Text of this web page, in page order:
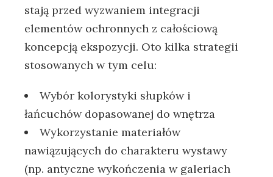
stają przed wyzwaniem integracji
elementów ochronnych z całościową
koncepcją ekspozycji. Oto kilka strategii
stosowanych w tym celu:
Wybór kolorystyki słupków i
łańcuchów dopasowanej do wnętrza
Wykorzystanie materiałów
nawiązujących do charakteru wystawy
(np. antyczne wykończenia w galeriach